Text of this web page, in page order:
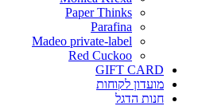
Paper Thinks
Parafina
Madeo private-label
Red Cuckoo
GIFT CARD
מועדון לקוחות
חנות הדגל